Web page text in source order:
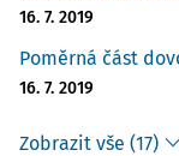
16. 7. 2019
Poměrná část
16. 7. 2019
Zobrazit vše (17)